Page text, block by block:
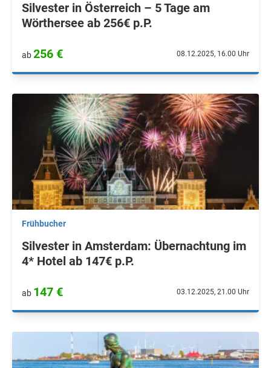
Silvester in Österreich – 5 Tage am
Wörthersee ab 256€ p.P.
ab256 € 08.12.2025, 16.00 Uhr
Frühbucher
Silvester in Amsterdam: Übernachtung im
4* Hotel ab 147€ p.P.
ab 147 € 03.12.2025, 21.00 Uhr